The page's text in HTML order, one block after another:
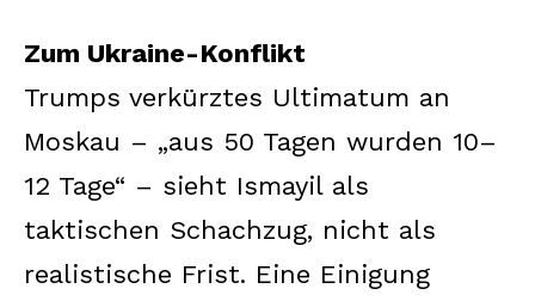
Zum Ukraine-Konflikt
Trumps verkürztes Ultimatum an
Moskau – „aus 50 Tagen wurden 10–
12 Tage“ – sieht Ismayil als
taktischen Schachzug, nicht als
realistische Frist. Eine Einigung